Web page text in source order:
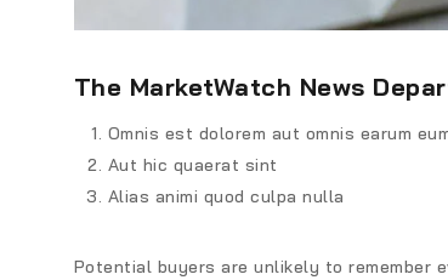
The MarketWatch News
Omnis est dolorem aut omnis earum
Aut hic quaerat sint
Alias animi quod culpa nulla
Potential buyers are unlikely to